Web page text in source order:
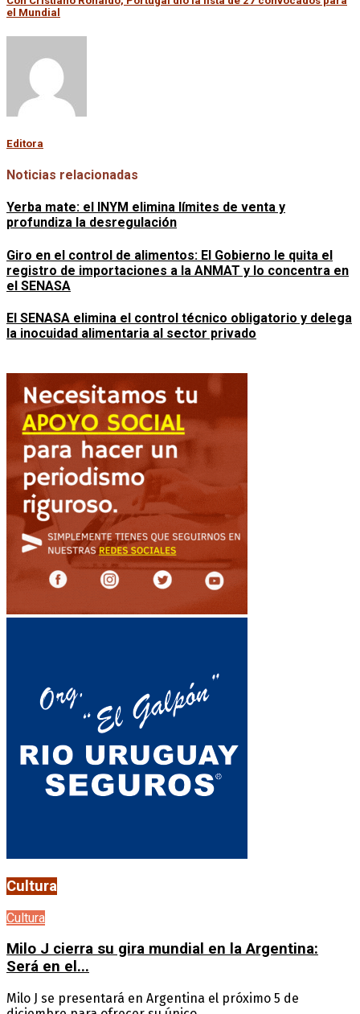
el Mundial
Editora
Noticias relacionadas
Yerba mate: el INYM elimina límites de venta y
profundiza la desregulación
Giro en el control de alimentos: El Gobierno le quita el
registro de importaciones a la ANMAT y lo concentra en
el SENASA
El SENASA elimina el control técnico obligatorio y delega
la inocuidad alimentaria al sector privado
Cultura
Cultura
Milo J cierra su gira mundial en la Argentina:
Será en el...
Milo J se presentará en Argentina el próximo 5 de